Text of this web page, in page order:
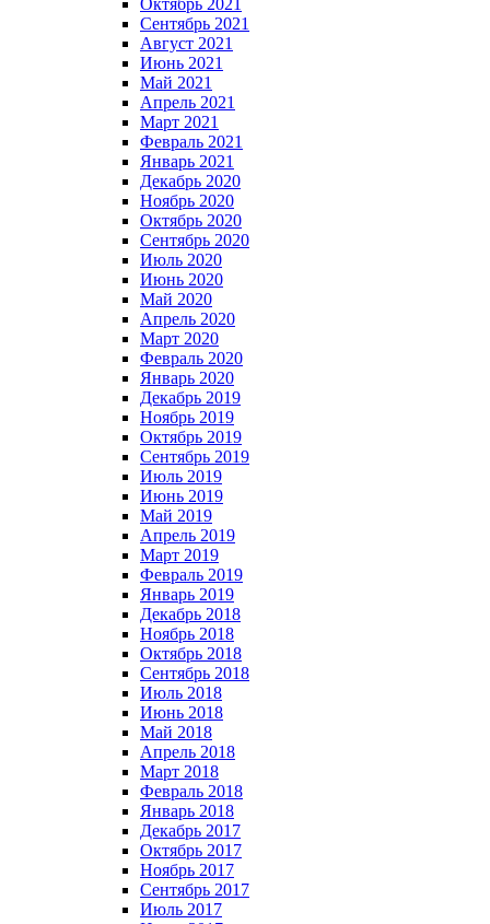
Октябрь 2021
Сентябрь 2021
Август 2021
Июнь 2021
Май 2021
Апрель 2021
Март 2021
Февраль 2021
Январь 2021
Декабрь 2020
Ноябрь 2020
Октябрь 2020
Сентябрь 2020
Июль 2020
Июнь 2020
Май 2020
Апрель 2020
Март 2020
Февраль 2020
Январь 2020
Декабрь 2019
Ноябрь 2019
Октябрь 2019
Сентябрь 2019
Июль 2019
Июнь 2019
Май 2019
Апрель 2019
Март 2019
Февраль 2019
Январь 2019
Декабрь 2018
Ноябрь 2018
Октябрь 2018
Сентябрь 2018
Июль 2018
Июнь 2018
Май 2018
Апрель 2018
Март 2018
Февраль 2018
Январь 2018
Декабрь 2017
Октябрь 2017
Ноябрь 2017
Сентябрь 2017
Июль 2017